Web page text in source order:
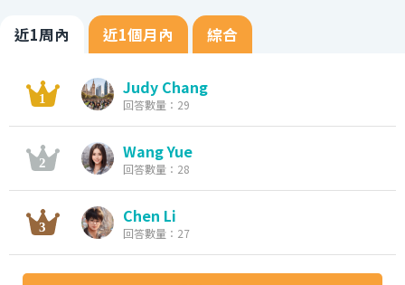
近1周內 近1個月內 綜合
Judy Chang
回答數量：29
Wang Yue
回答數量：28
Chen Li
回答數量：27